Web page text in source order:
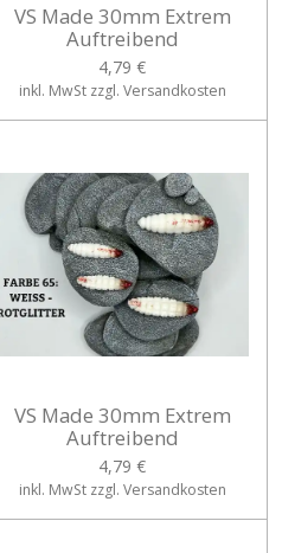
VS Made 30mm Extrem
Auftreibend
4,79 €
inkl. MwSt zzgl. Versandkosten
VS Made 30mm Extrem
Auftreibend
4,79 €
inkl. MwSt zzgl. Versandkosten